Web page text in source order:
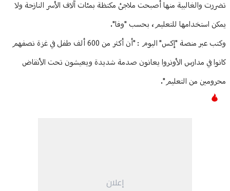
تضررت والغالبية منها أصبحت ملاجئ مكتظة بمئات آلاف الأسر النازحة ولا
يمكن استخدامها للتعليم، بحسب "وفا".
وكتب عبر منصة "إكس" اليوم : "أن أكثر من 600 ألف طفل في غزة نصفهم
كانوا في مدارس الأونروا يعانون صدمة شديدة ويعيشون تحت الأنقاض
محرومين من التعليم".
إعلان